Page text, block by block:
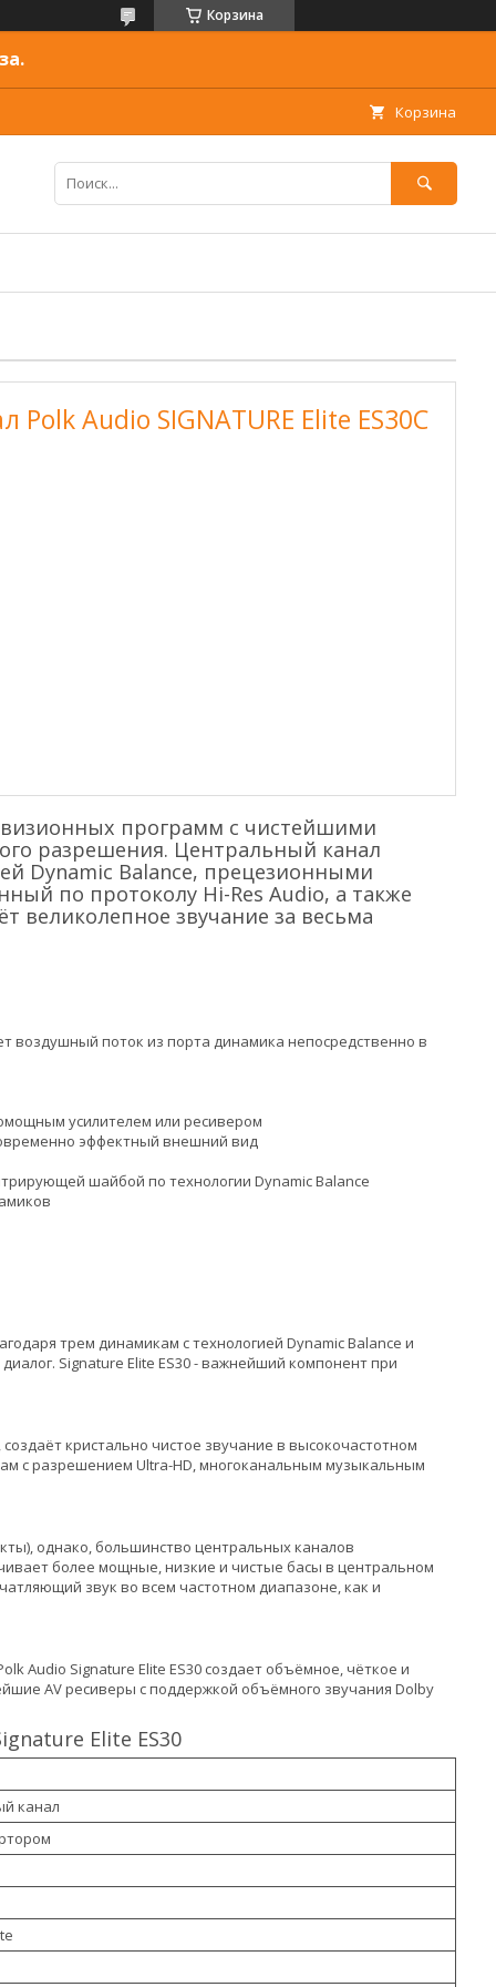
Корзина
Корзина
Audio SIGNATURE Elite ES30C
программ с чистейшими
разрешения. Центральный канал
Dynamic Balance, прецезионными
по протоколу Hi-Res Audio, а также
великолепное звучание за весьма
воздушный поток из порта динамика непосредственно в
усилителем или ресивером
эффектный внешний вид
шайбой по технологии Dynamic Balance
трем динамикам с технологией Dynamic Balance и
Signature Elite ES30 - важнейший компонент при
кристально чистое звучание в высокочастотном
с разрешением Ultra-HD, многоканальным музыкальным
однако, большинство центральных каналов
более мощные, низкие и чистые басы в центральном
звук во всем частотном диапазоне, как и
Audio Signature Elite ES30 создает объёмное, чёткое и
AV ресиверы с поддержкой объёмного звучания Dolby
Elite ES30
канал